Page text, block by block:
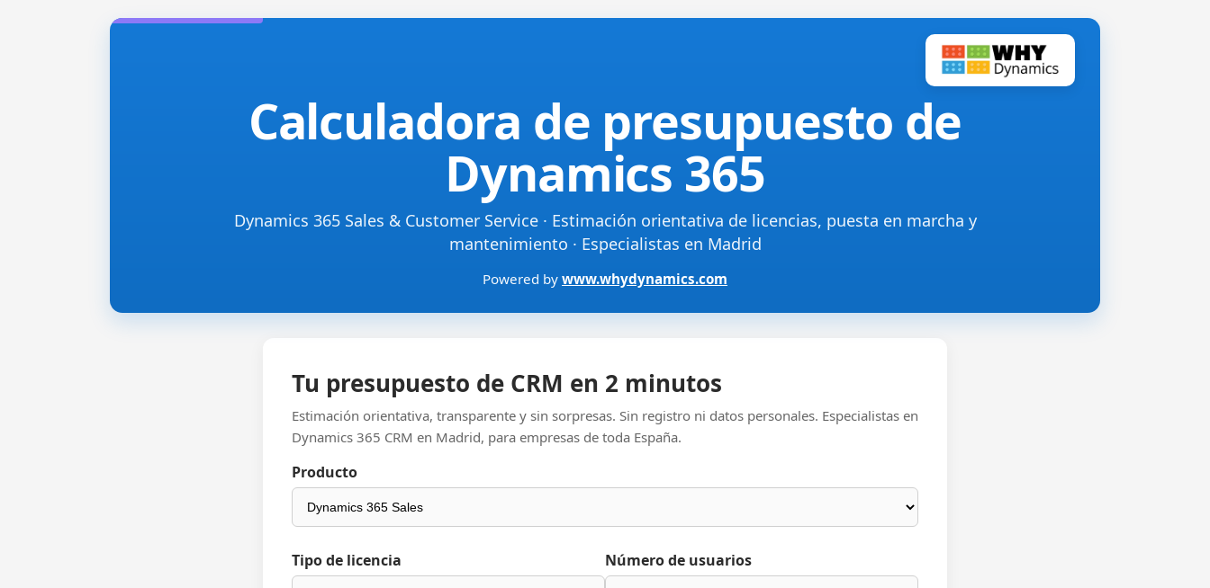
Calculadora de presupuesto de
Dynamics 365
Dynamics 365 Sales & Customer Service · Estimación orientativa de licencias, puesta en marcha y
mantenimiento · Especialistas en Madrid
Powered by www.whydynamics.com
Tu presupuesto de CRM en 2 minutos
Estimación orientativa, transparente y sin sorpresas. Sin registro ni datos personales. Especialistas en
Dynamics 365 CRM en Madrid, para empresas de toda España.
Producto
Tipo de licencia Número de usuarios